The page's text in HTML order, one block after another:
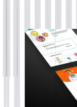
418 688-
426, rue
Québec
Canada
CRÉATION,